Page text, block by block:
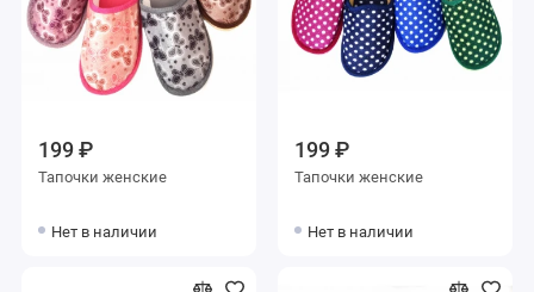
199 ₽
Тапочки женские
Нет в наличии
199 ₽
Тапочки женские
Нет в наличии